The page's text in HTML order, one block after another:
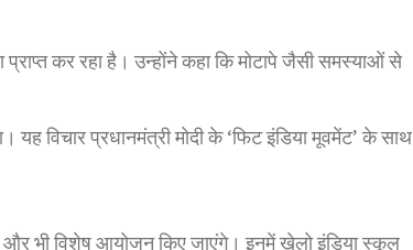
कर रहा है। उन्होंने कहा कि मोटापे जैसी समस्याओं से
विचार प्रधानमंत्री मोदी के ‘फिट इंडिया मूवमेंट’ के साथ
और भी विशेष आयोजन किए जाएंगे। इनमें खेलो इंडिया स्कूल